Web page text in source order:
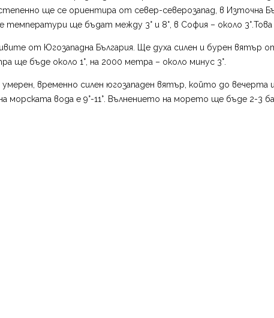
ще се ориентира от север-северозапад, в Източна
ще бъдат между 3° и 8°, в София – около
от Югозападна България. Ще духа силен и бурен вятър
ще бъде около 1°, на 2000 метра – около минус 3°.
временно силен югозападен вятър, който до
вода е 9°-11°. Вълнението на морето ще бъде 2-3